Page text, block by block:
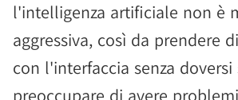
l'intelligenza artificiale non è
aggressiva, così da prendere
con l'interfaccia senza
preoccupare di avere